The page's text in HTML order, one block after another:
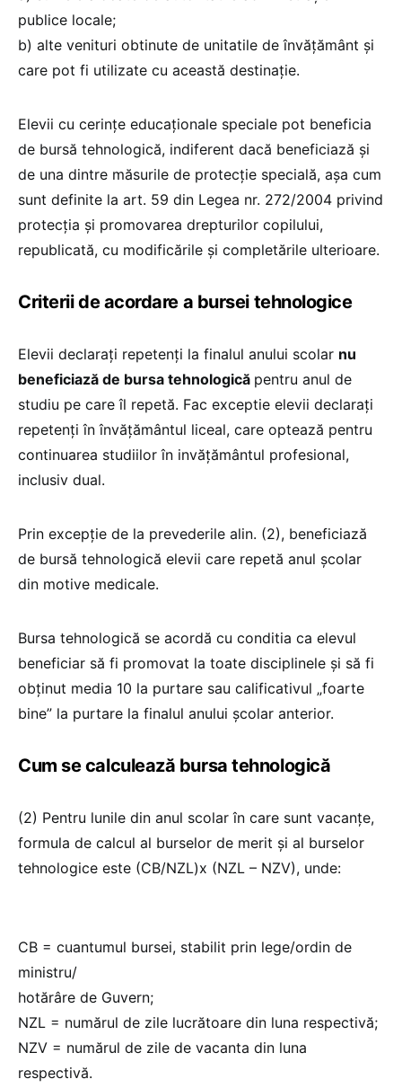
publice locale;
b) alte venituri obtinute de unitatile de învățământ și
care pot fi utilizate cu această destinație.
Elevii cu cerințe educaționale speciale pot beneficia
de bursă tehnologică, indiferent dacă beneficiază și
de una dintre măsurile de protecție specială, așa cum
sunt definite la art. 59 din Legea nr. 272/2004 privind
protecția și promovarea drepturilor copilului,
republicată, cu modificările și completările ulterioare.
Criterii de acordare a bursei tehnologice
Elevii declarați repetenți la finalul anului scolar nu
beneficiază de bursa tehnologică pentru anul de
studiu pe care îl repetă. Fac exceptie elevii declarați
repetenți în învăţământul liceal, care optează pentru
continuarea studiilor în invățământul profesional,
inclusiv dual.
Prin excepție de la prevederile alin. (2), beneficiază
de bursă tehnologică elevii care repetă anul școlar
din motive medicale.
Bursa tehnologică se acordă cu conditia ca elevul
beneficiar să fi promovat la toate disciplinele și să fi
obținut media 10 la purtare sau calificativul „foarte
bine” la purtare la finalul anului școlar anterior.
Cum se calculează bursa tehnologică
(2) Pentru lunile din anul scolar în care sunt vacanțe,
formula de calcul al burselor de merit și al burselor
tehnologice este (CB/NZL)x (NZL – NZV), unde:
CB = cuantumul bursei, stabilit prin lege/ordin de
ministru/
hotărâre de Guvern;
NZL = numărul de zile lucrătoare din luna respectivă;
NZV = numărul de zile de vacanta din luna
respectivă.